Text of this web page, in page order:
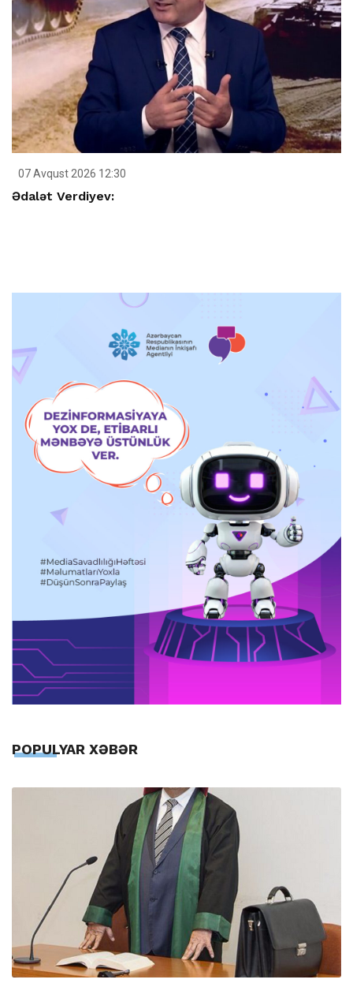
07 Avqust 2026 12:30
Ədalət Verdiyev:
POPULYAR XƏBƏR